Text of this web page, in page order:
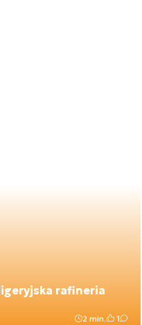
rafineria
2 min. 1